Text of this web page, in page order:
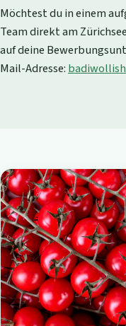
Möchtest du in einem
Team direkt am
auf deine
Mail-Adresse: